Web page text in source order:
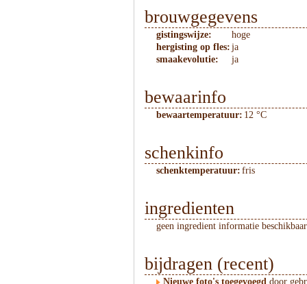
brouwgegevens
gistingswijze:
hoge
hergisting op fles: ja
smaakevolutie:
ja
bewaarinfo
bewaartemperatuur: 12 °C
schenkinfo
schenktemperatuur: fris
ingredienten
geen ingredient informatie
bijdragen (recent)
Nieuwe foto's toegevoegd door